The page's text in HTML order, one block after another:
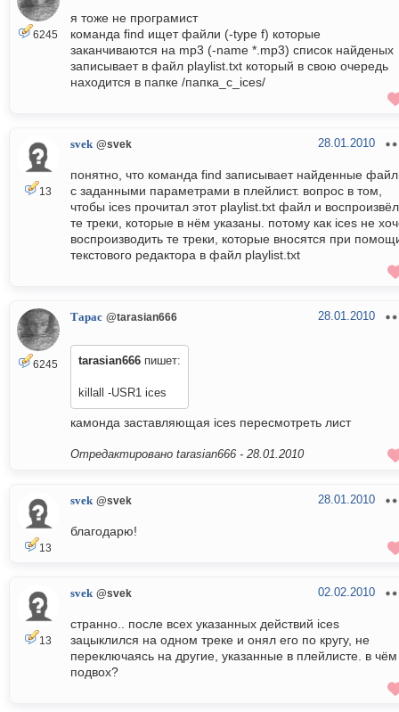
6245
я тоже не програмист
команда find ищет файли (-type f) которые
заканчиваются на mp3 (-name *.mp3) список найденых
записывает в файл playlist.txt который в свою очередь
находится в папке /папка_с_ices/
13
svek @svek 28.01.2010
понятно, что команда find записывает найденные
с заданными параметрами в плейлист. вопрос в том,
чтобы ices прочитал этот playlist.txt файл и воспроизвёл
те треки, которые в нём указаны. потому как ices не
воспроизводить те треки, которые вносятся при
текстового редактора в файл playlist.txt
6245
Тарас @tarasian666 28.01.2010
tarasian666 пишет:
killall -USR1 ices
камонда заставляющая ices пересмотреть лист
Отредактировано tarasian666 - 28.01.2010
13
svek @svek 28.01.2010
благодарю!
13
svek @svek 02.02.2010
странно.. после всех указанных действий ices
зацыклился на одном треке и онял его по кругу, не
переключаясь на другие, указанные в плейлисте. в чём
подвох?